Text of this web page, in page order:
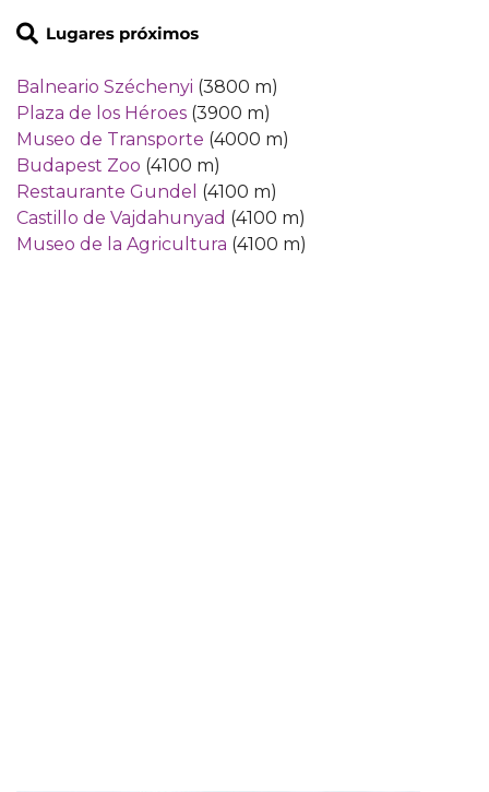
Balneario Széchenyi (3800 m)
Plaza de los Héroes (3900 m)
Museo de Transporte (4000 m)
Budapest Zoo (4100 m)
Restaurante Gundel (4100 m)
Castillo de Vajdahunyad (4100 m)
Museo de la Agricultura (4100 m)